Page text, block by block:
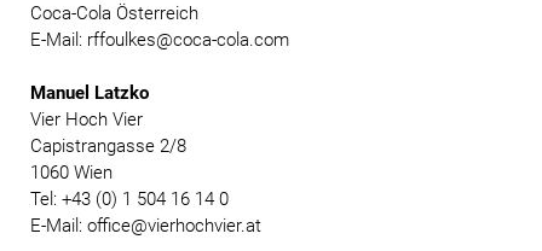
Coca-Cola Österreich
E-Mail: rffoulkes@coca-cola.com
Manuel Latzko
Vier Hoch Vier
Capistrangasse 2/8
1060 Wien
Tel: +43 (0) 1 504 16 14 0
E-Mail: office@vierhochvier.at